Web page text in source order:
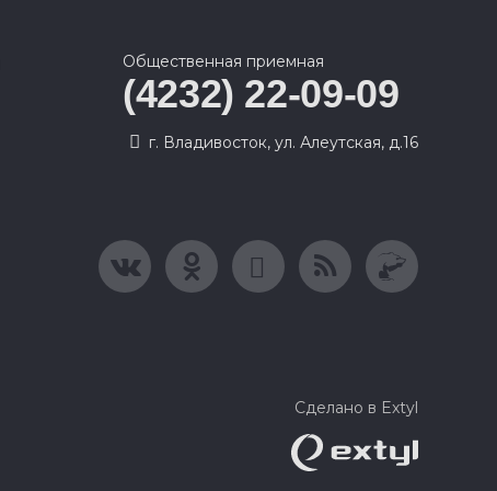
Общественная приемная
(4232) 22-09-09
г. Владивосток, ул. Алеутская, д.16
Сделано в Extyl